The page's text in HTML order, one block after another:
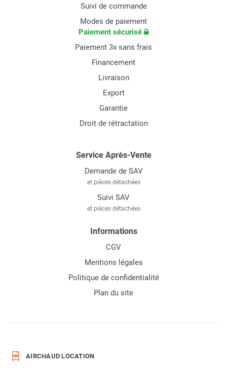
Suivi de commande
Modes de paiement
Paiement sécurisé
Paiement 3x sans frais
Financement
Livraison
Export
Garantie
Droit de rétractation
Service Après-Vente
Demande de SAV
et pièces détachées
Suivi SAV
et pièces détachées
Informations
CGV
Mentions légales
Politique de confidentialité
Plan du site
AIRCHAUD LOCATION